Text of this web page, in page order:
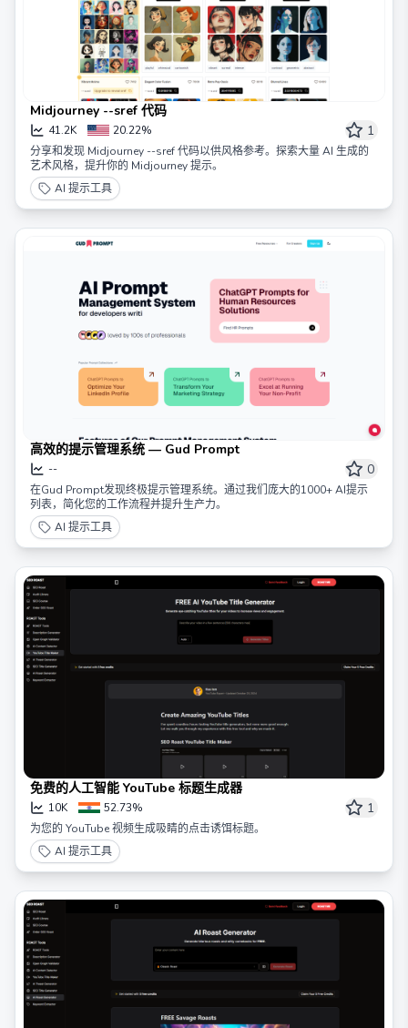
Midjourney --sref 代码
41.2K 20.22% 1
分享和发现 Midjourney --sref 代码以供风格参考。探索大量 AI 生成的
艺术风格，提升你的 Midjourney 提示。
AI 提示工具
高效的提示管理系统 — Gud Prompt
-- 0
在Gud Prompt发现终极提示管理系统。通过我们庞大的1000+ AI提示
列表，简化您的工作流程并提升生产力。
AI 提示工具
免费的人工智能 YouTube 标题生成器
10K 52.73% 1
为您的 YouTube 视频生成吸睛的点击诱饵标题。
AI 提示工具